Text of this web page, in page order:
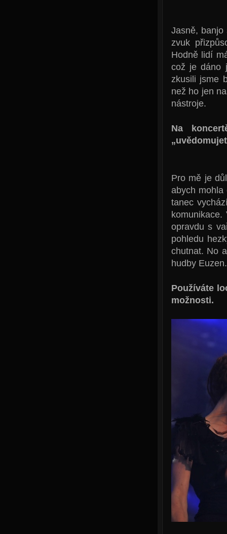
Jasně,
zvuk
Hodně lidí
což je dáno
zkusili jsme
než ho jen
nástroje.
Na
Pro mě je
abych mohla
tanec
opravdu s
pohledu
chutnat. No
hudby Euzen.
Používáte
možnosti.